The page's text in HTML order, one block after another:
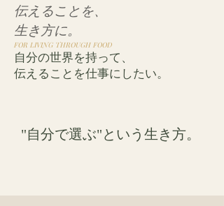
伝えることを、
生き方に。
FOR LIVING THROUGH FOOD
自分の世界を持って、
伝えることを仕事にしたい。
"自分で選ぶ"という生き方。